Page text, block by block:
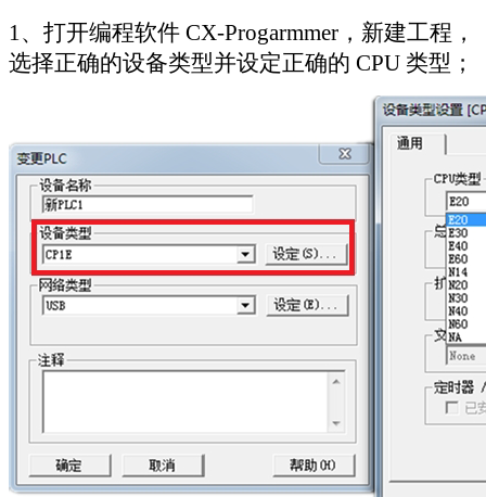
1、打开编程软件 CX-Progarmmer ，新建工程，
选择正确的设备类型并设定正确的 CPU 类型；